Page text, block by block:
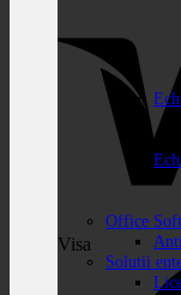
Visa
Office
Solutii